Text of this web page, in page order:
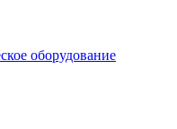
оборудование